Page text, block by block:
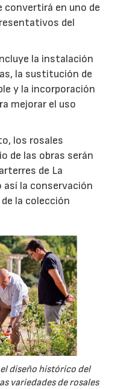
convertirá en uno de
del
la instalación
la sustitución de
y la incorporación
mejorar el uso
los rosales
de las obras serán
de La
así la conservación
la colección
diseño histórico del
variedades de rosales